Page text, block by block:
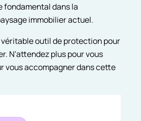
fondamental dans la
immobilier actuel.
véritable outil de protection pour
N'attendez plus pour vous
vous accompagner dans cette